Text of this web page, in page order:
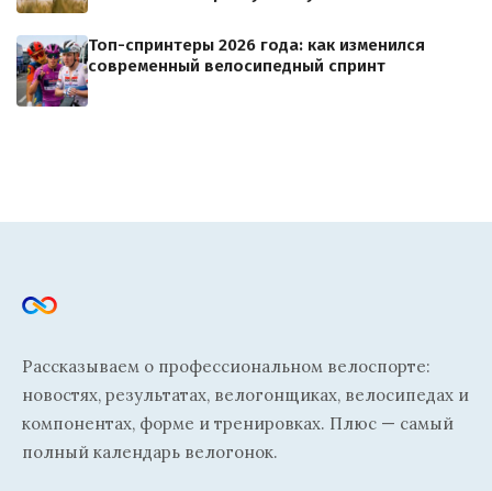
Топ-спринтеры 2026 года: как изменился
современный велосипедный спринт
Рассказываем о профессиональном велоспорте:
новостях, результатах, велогонщиках, велосипедах и
компонентах, форме и тренировках. Плюс — самый
полный календарь велогонок.